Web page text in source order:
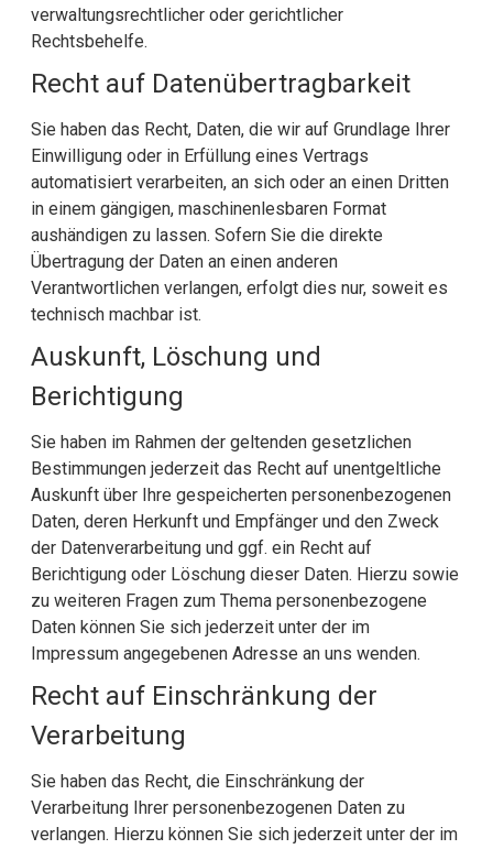
verwaltungsrechtlicher oder gerichtlicher
Rechtsbehelfe.
Recht auf Daten­übertrag­barkeit
Sie haben das Recht, Daten, die wir auf Grundlage Ihrer
Einwilligung oder in Erfüllung eines Vertrags
automatisiert verarbeiten, an sich oder an einen Dritten
in einem gängigen, maschinenlesbaren Format
aushändigen zu lassen. Sofern Sie die direkte
Übertragung der Daten an einen anderen
Verantwortlichen verlangen, erfolgt dies nur, soweit es
technisch machbar ist.
Auskunft, Löschung und
Berichtigung
Sie haben im Rahmen der geltenden gesetzlichen
Bestimmungen jederzeit das Recht auf unentgeltliche
Auskunft über Ihre gespeicherten personenbezogenen
Daten, deren Herkunft und Empfänger und den Zweck
der Datenverarbeitung und ggf. ein Recht auf
Berichtigung oder Löschung dieser Daten. Hierzu sowie
zu weiteren Fragen zum Thema personenbezogene
Daten können Sie sich jederzeit unter der im
Impressum angegebenen Adresse an uns wenden.
Recht auf Einschränkung der
Verarbeitung
Sie haben das Recht, die Einschränkung der
Verarbeitung Ihrer personenbezogenen Daten zu
verlangen. Hierzu können Sie sich jederzeit unter der im